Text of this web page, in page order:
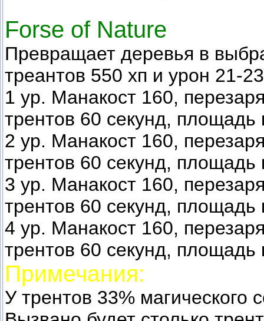
Forse of Nature
Превращает деревья в
треантов 550 хп и урон 21-
1 ур. Манакост 160,
трентов 60 секунд, площадь
2 ур. Манакост 160,
трентов 60 секунд, площадь
3 ур. Манакост 160,
трентов 60 секунд, площадь
4 ур. Манакост 160,
трентов 60 секунд, площадь
Примечания:
У трентов 33% магического